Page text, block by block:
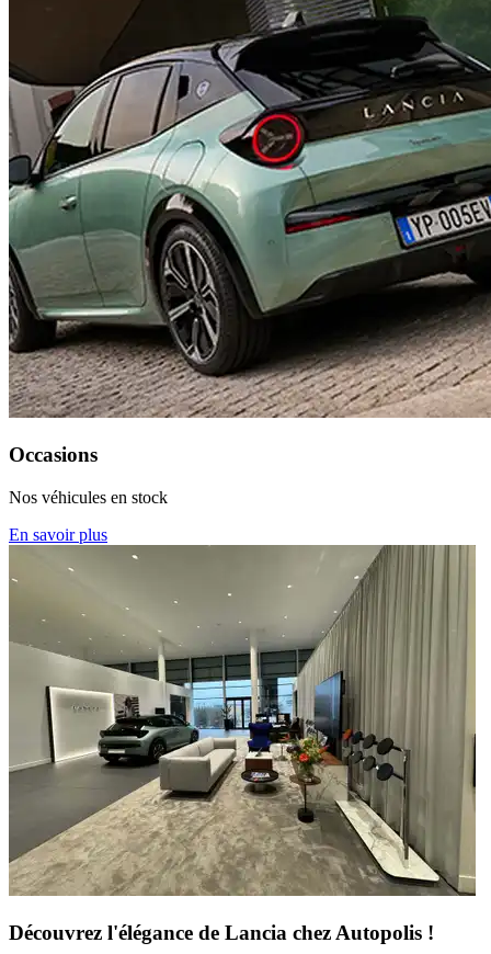
Occasions
Nos véhicules en stock
En savoir plus
Découvrez l'élégance de Lancia chez Autopolis !